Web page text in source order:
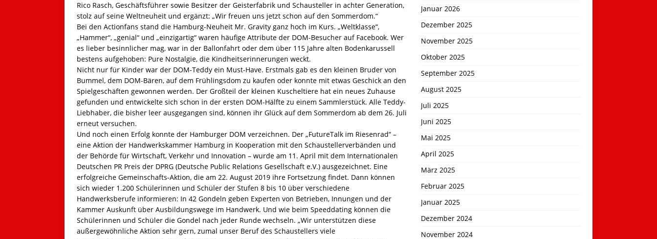
Rico Rasch, Geschäftsführer sowie Besitzer der Geisterfabrik und Schausteller in achter Generation,
stolz auf seine Weltneuheit und ergänzt: „Wir freuen uns jetzt schon auf den Sommerdom.“
Bei den Actionfans stand die Hamburg-Neuheit Mr. Gravity ganz hoch im Kurs. „Weltklasse“,
„Hammer“, „genial“ und „einzigartig“ waren häufige Attribute der DOM-Besucher auf Facebook. Wer
es lieber besinnlicher mag, war in der Ballonfahrt oder dem über 115 Jahre alten Bodenkarussell
bestens aufgehoben: Pure Nostalgie, die Kindheitserinnerungen weckt.
Nicht nur für Kinder war der DOM-Teddy ein Must-Have. Erstmals gab es den kleinen Bruder von
Bummel, dem DOM-Bären, auf dem Frühlingsdom zu kaufen oder konnte mit etwas Geschick an den
Spielgeschäften gewonnen werden. Der Großteil der kleinen Kuscheltiere hat ein neues Zuhause
gefunden und entwickelte sich schon in der ersten DOM-Hälfte zu einem Sammlerstück. Alle Teddy-
Liebhaber, die bisher leer ausgegangen sind, können ihr Glück auf dem Sommerdom ab dem 26. Juli
erneut versuchen.
Und noch einen Erfolg konnte der Hamburger DOM verzeichnen. Der „FutureTalk im Riesenrad“ –
eine Aktion der Handwerkskammer Hamburg in Kooperation mit den Schaustellerverbänden und
der Behörde für Wirtschaft, Verkehr und Innovation – wurde am 11. April mit dem Internationalen
Deutschen PR Preis der DPRG (Deutsche Public Relations Gesellschaft e.V.) ausgezeichnet. Eine
erfolgreiche Gemeinschafts-Aktion, die am 22. August 2019 ihre Fortsetzung findet. Dann können
sich wieder 1.200 Schülerinnen und Schüler der Stufen 8 bis 10 über verschiedene
Handwerksberufe informieren: In 42 Gondeln geben Experten von Betrieben, Innungen und der
Kammer Auskunft über Ausbildungswege im Handwerk. Und wie beim Speeddating können die
Schülerinnen und Schüler die Gondel nach jeder Runde wechseln. „Wir unterstützen diese
außergewöhnliche Aktion sehr gern, zumal unser Beruf des Schaustellers viele
Januar 2026
Dezember 2025
November 2025
Oktober 2025
September 2025
August 2025
Juli 2025
Juni 2025
Mai 2025
April 2025
März 2025
Februar 2025
Januar 2025
Dezember 2024
November 2024